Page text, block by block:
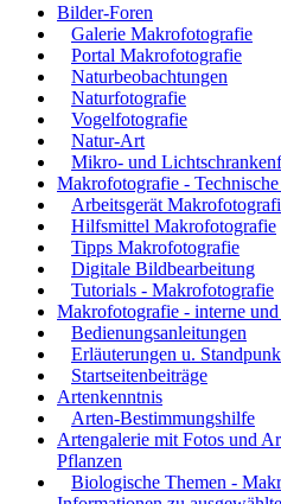
Bilder-Foren
Galerie Makrofotografie
Portal Makrofotografie
Naturbeobachtungen
Naturfotografie
Vogelfotografie
Natur-Art
Mikro- und
Makrofotografie -
Arbeitsgerät
Hilfsmittel Makrofotografie
Tipps Makrofotografie
Digitale Bildbearbeitung
Tutorials - Makrofotografie
Makrofotografie - interne und
Bedienungsanleitungen
Erläuterungen u.
Startseitenbeiträge
Artenkenntnis
Arten-Bestimmungshilfe
Artengalerie mit Fotos und
Pflanzen
Biologische Themen -